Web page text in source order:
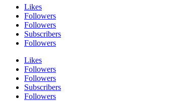
Likes
Followers
Followers
Subscribers
Followers
Likes
Followers
Followers
Subscribers
Followers